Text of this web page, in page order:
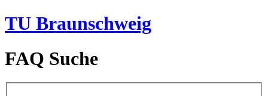
TU Braunschweig
FAQ Suche